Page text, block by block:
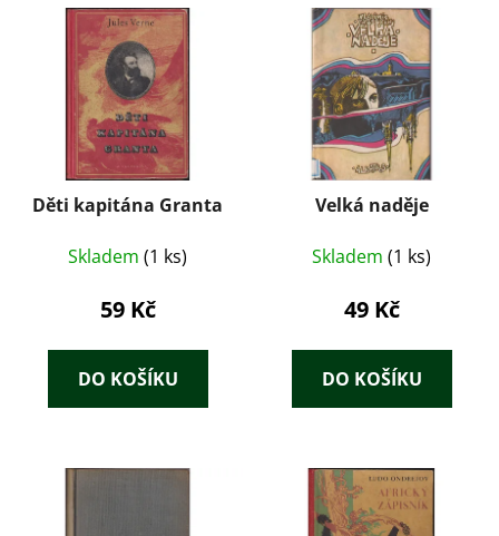
Děti kapitána Granta
Skladem (1 ks)
59 Kč
DO KOŠÍKU
Velká naděje
Skladem (1 ks)
49 Kč
DO KOŠÍKU